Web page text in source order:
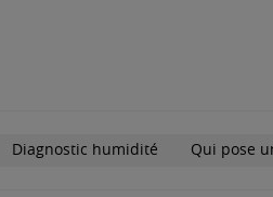
Diagnostic humidité Qui pose